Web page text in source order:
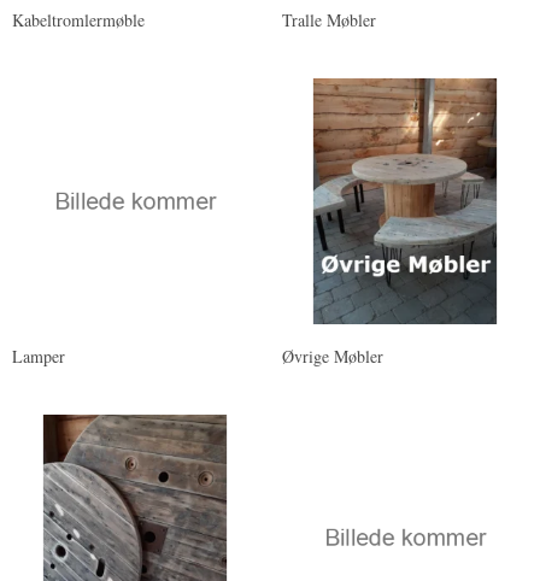
Kabeltromlermøble Tralle Møbler
Lamper Øvrige Møbler